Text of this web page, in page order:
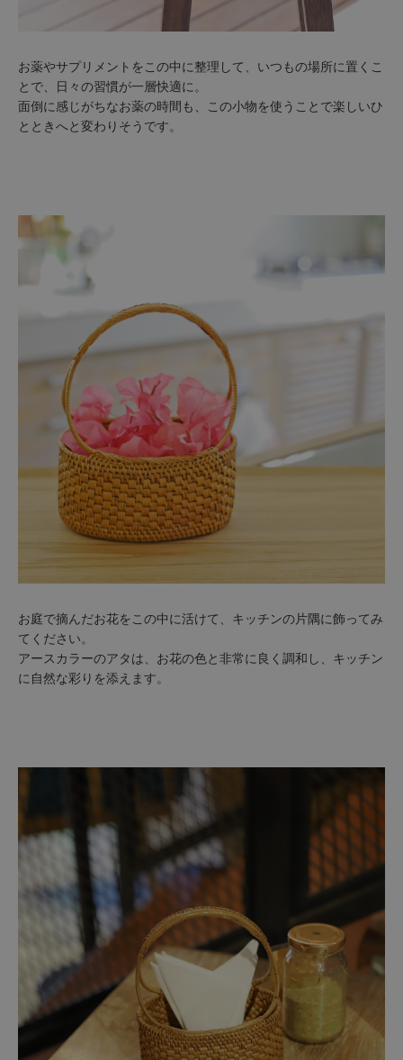
お薬やサプリメントをこの中に整理して、いつもの場所に置くこ
とで、日々の習慣が一層快適に。
面倒に感じがちなお薬の時間も、この小物を使うことで楽しいひ
とときへと変わりそうです。
お庭で摘んだお花をこの中に活けて、キッチンの片隅に飾ってみ
てください。
アースカラーのアタは、お花の色と非常に良く調和し、キッチン
に自然な彩りを添えます。